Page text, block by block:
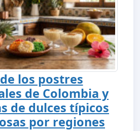
los postres
de Colombia y
de dulces típicos
por regiones